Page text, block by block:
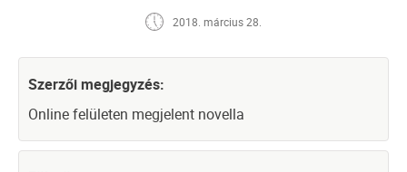
2018. március 28.
Szerzői megjegyzés:
Online felületen megjelent novella